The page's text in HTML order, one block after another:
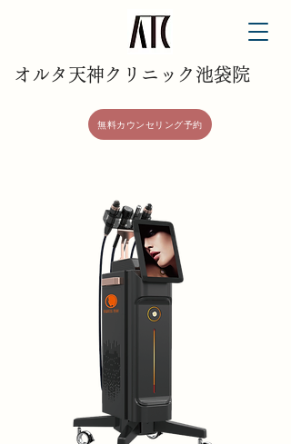
​オルタ天神クリニック池袋院
無料カウンセリング予約